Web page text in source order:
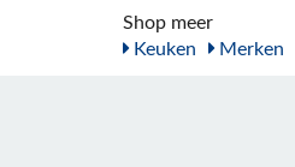
Shop meer
Keuken
Merken